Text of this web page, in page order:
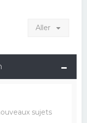
Aller
sujets